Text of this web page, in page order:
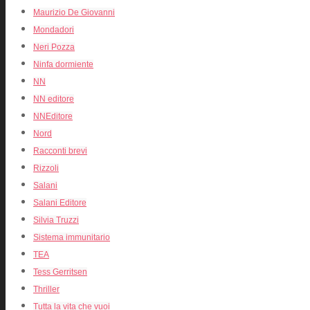
Maurizio De Giovanni
Mondadori
Neri Pozza
Ninfa dormiente
NN
NN editore
NNEditore
Nord
Racconti brevi
Rizzoli
Salani
Salani Editore
Silvia Truzzi
Sistema immunitario
TEA
Tess Gerritsen
Thriller
Tutta la vita che vuoi